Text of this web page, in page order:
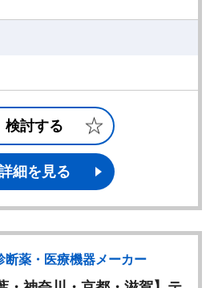
検討する
細を見る
断薬・医療機器メーカー